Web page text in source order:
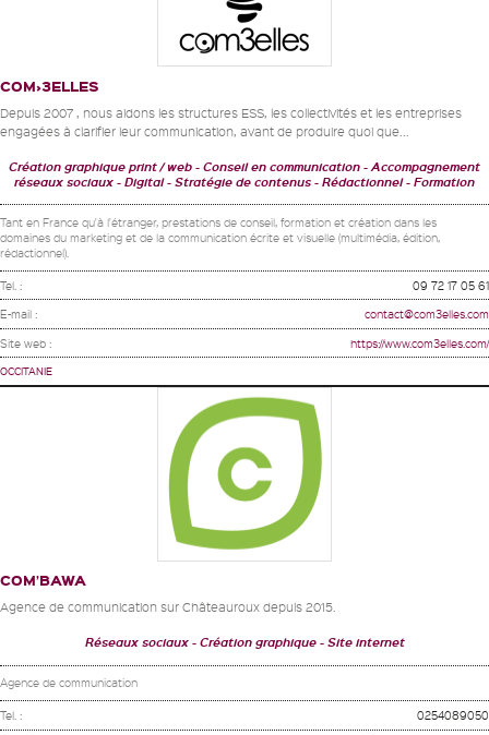
COM›3ELLES
Depuis 2007 , nous aidons les structures ESS, les collectivités et les entreprises
engagées à clarifier leur communication, avant de produire quoi que...
Création graphique print / web - Conseil en communication - Accompagnement
réseaux sociaux - Digital
Stratégie de contenus - Rédactionnel Formation
Tant en France qu'à l'étranger, prestations de conseil, formation et création dans les
domaines du marketing et de la communication écrite et visuelle (multimédia, édition,
rédactionnel).
Tel. : 09 72 17 05 61
E-mail : contact@com3elles.com
Site web : https://www.com3elles.com/
OCCITANIE
COM’BAWA
Agence de communication sur Châteauroux depuis 2015.
Réseaux sociaux Création graphique Site internet
Agence de communication
Tel. : 0254089050